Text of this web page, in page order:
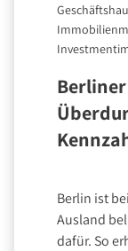
Berlin ist
Ausland
dafür. So